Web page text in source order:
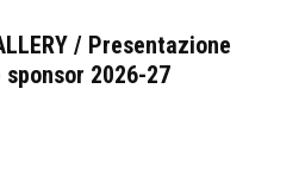
/ Presentazione
sponsor 2026-27